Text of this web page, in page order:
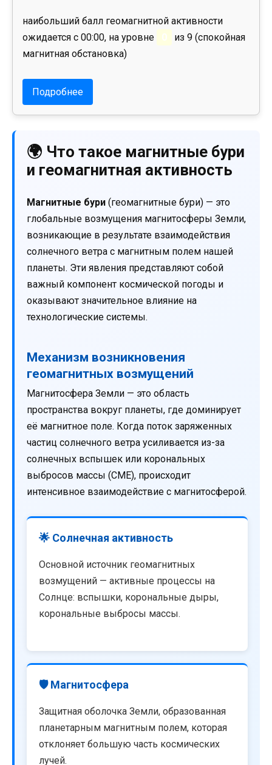
наибольший балл геомагнитной активности
ожидается с 00:00, на уровне
0
из 9 (спокойная
магнитная обстановка)
Подробнее
🌍 Что такое магнитные бури
и геомагнитная активность
Магнитные бури (геомагнитные бури) — это
глобальные возмущения магнитосферы Земли,
возникающие в результате взаимодействия
солнечного ветра с магнитным полем нашей
планеты. Эти явления представляют собой
важный компонент космической погоды и
оказывают значительное влияние на
технологические системы.
Механизм возникновения
геомагнитных возмущений
Магнитосфера Земли — это область
пространства вокруг планеты, где доминирует
её магнитное поле. Когда поток заряженных
частиц солнечного ветра усиливается из-за
солнечных вспышек или корональных
выбросов массы (CME), происходит
интенсивное взаимодействие с магнитосферой.
🌟 Солнечная активность
Основной источник геомагнитных
возмущений — активные процессы на
Солнце: вспышки, корональные дыры,
корональные выбросы массы.
🛡️ Магнитосфера
Защитная оболочка Земли, образованная
планетарным магнитным полем, которая
отклоняет большую часть космических
лучей.